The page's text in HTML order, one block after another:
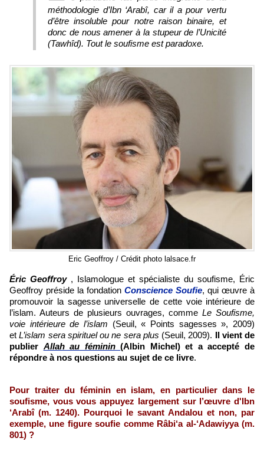
méthodologie d’Ibn ‘Arabî, car il a pour vertu
d’être insoluble pour notre raison binaire, et
donc de nous amener à la stupeur de l’Unicité
(Tawhîd). Tout le soufisme est paradoxe.
Eric Geoffroy / Crédit photo lalsace.fr
Éric Geoffroy , Islamologue et spécialiste du soufisme, Éric
Geoffroy préside la fondation Conscience Soufie, qui œuvre à
promouvoir la sagesse universelle de cette voie intérieure de
l’islam. Auteurs de plusieurs ouvrages, comme Le Soufisme,
voie intérieure de l’islam (Seuil, « Points sagesses », 2009)
etL’islam sera spirituel ou ne sera plus (Seuil, 2009). Il vient de
publier Allah au féminin(Albin Michel) et a accepté de
répondre à nos questions au sujet de ce livre.
Pour traiter du féminin en islam, en particulier dans le
soufisme, vous vous appuyez largement sur l’œuvre d'Ibn
‘Arabî (m. 1240). Pourquoi le savant Andalou et non, par
exemple, une figure soufie comme Râbi‘a al-‘Adawiyya (m.
801) ?